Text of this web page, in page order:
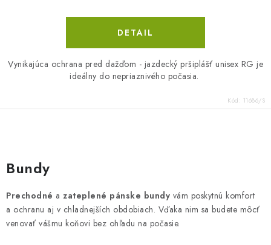
DETAIL
Vynikajúca ochrana pred dažďom - jazdecký pršiplášť unisex RG je
ideálny do nepriaznivého počasia.
Kód: 11686/S
v
l
á
d
a
Bundy
Prechodné a zateplené pánske bundy vám poskytnú komfort
a ochranu aj v chladnejších obdobiach. Vďaka nim sa budete môcť
venovať vášmu koňovi bez ohľadu na počasie.